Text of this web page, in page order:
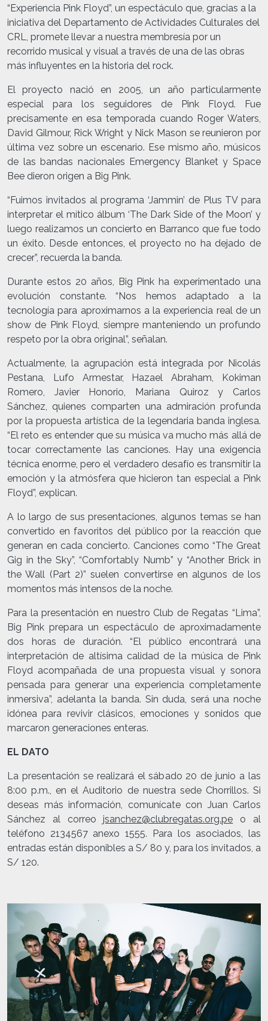
“Experiencia Pink Floyd”, un espectáculo que, gracias a la
iniciativa del Departamento de Actividades Culturales del
CRL, promete llevar a nuestra membresía por un
recorrido musical y visual a través de una de las obras
más influyentes en la historia del rock.
El proyecto nació en 2005, un año particularmente
especial para los seguidores de Pink Floyd. Fue
precisamente en esa temporada cuando Roger Waters,
David Gilmour, Rick Wright y Nick Mason se reunieron por
última vez sobre un escenario. Ese mismo año, músicos
de las bandas nacionales Emergency Blanket y Space
Bee dieron origen a Big Pink.
“Fuimos invitados al programa ‘Jammin’ de Plus TV para
interpretar el mítico álbum ‘The Dark Side of the Moon’ y
luego realizamos un concierto en Barranco que fue todo
un éxito. Desde entonces, el proyecto no ha dejado de
crecer”, recuerda la banda.
Durante estos 20 años, Big Pink ha experimentado una
evolución constante. “Nos hemos adaptado a la
tecnología para aproximarnos a la experiencia real de un
show de Pink Floyd, siempre manteniendo un profundo
respeto por la obra original”, señalan.
Actualmente, la agrupación está integrada por Nicolás
Pestana, Lufo Armestar, Hazael Abraham, Kokiman
Romero, Javier Honorio, Mariana Quiroz y Carlos
Sánchez, quienes comparten una admiración profunda
por la propuesta artística de la legendaria banda inglesa.
“El reto es entender que su música va mucho más allá de
tocar correctamente las canciones. Hay una exigencia
técnica enorme, pero el verdadero desafío es transmitir la
emoción y la atmósfera que hicieron tan especial a Pink
Floyd”, explican.
A lo largo de sus presentaciones, algunos temas se han
convertido en favoritos del público por la reacción que
generan en cada concierto. Canciones como “The Great
Gig in the Sky”, “Comfortably Numb” y “Another Brick in
the Wall (Part 2)” suelen convertirse en algunos de los
momentos más intensos de la noche.
Para la presentación en nuestro Club de Regatas “Lima”,
Big Pink prepara un espectáculo de aproximadamente
dos horas de duración. “El público encontrará una
interpretación de altísima calidad de la música de Pink
Floyd acompañada de una propuesta visual y sonora
pensada para generar una experiencia completamente
inmersiva”, adelanta la banda. Sin duda, será una noche
idónea para revivir clásicos, emociones y sonidos que
marcaron generaciones enteras.
EL DATO
La presentación se realizará el sábado 20 de junio a las
8:00 p.m., en el Auditorio de nuestra sede Chorrillos. Si
deseas más información, comunícate con Juan Carlos
Sánchez al correojsanchez@clubregatas.org.pe o al
teléfono 2134567 anexo 1555. Para los asociados, las
entradas están disponibles a S/ 80 y, para los invitados, a
S/ 120.